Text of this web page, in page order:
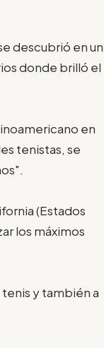
descubrió en un
donde brilló el
en
tenistas, se
(Estados
los máximos
tenis y también a